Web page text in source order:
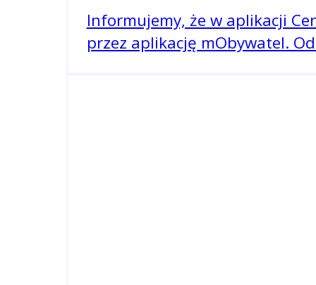
Informujemy, że w aplikacji
przez aplikację mObywatel.